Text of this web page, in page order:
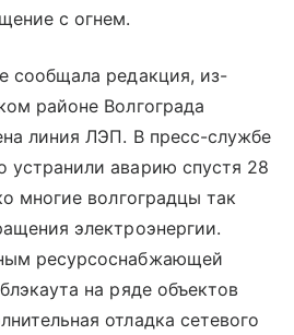
с огнем.
сообщала редакция, из-
районе Волгограда
линия ЛЭП. В пресс-службе
аварию спустя 28
многие волгоградцы так
электроэнергии.
ресурсоснабжающей
на ряде объектов
отладка сетевого